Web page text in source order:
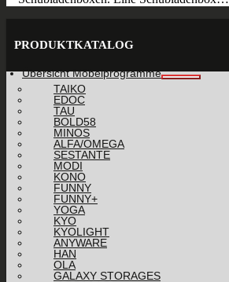
PRODUKTKATALOG
Übersicht Möbelprogramme
TAIKO
EDOC
TAU
BOLD58
MINOS
ALFA/OMEGA
SESTANTE
MODI
KONO
FUNNY
FUNNY+
YOGA
KYO
KYOLIGHT
ANYWARE
HAN
OLA
GALAXY STORAGES